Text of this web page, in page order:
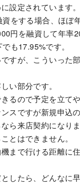
設定されています。
をする場合、ほぼ
円を融資して年率
も17.95%です。
すが、こういった
い部分です。
るので予定を立てや
スですが新規申込
ら来店契約になりま
とはできません。
まで行ける距離に
したら、どんなに